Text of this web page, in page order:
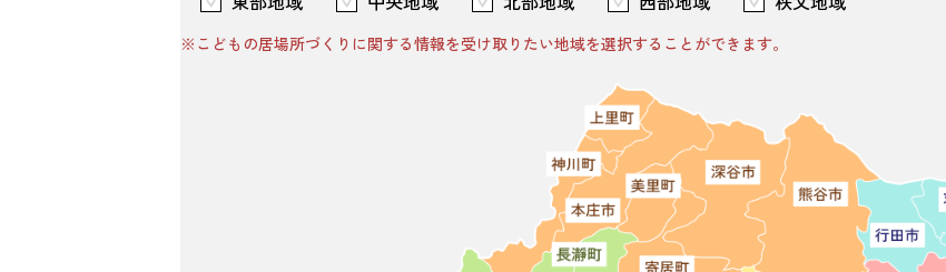
※こどもの居場所づくりに関する情報を受け取りたい地域を選択することができます。